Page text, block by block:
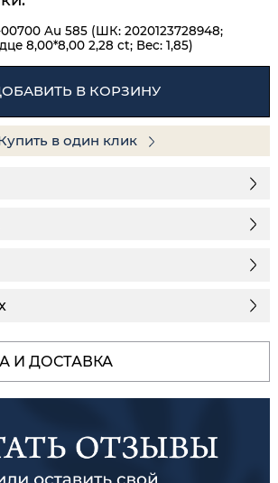
Au 585 (ШК: 2020123728948;
8,00*8,00 2,28 ct; Вес: 1,85)
В КОРЗИНУ
в один клик
И ДОСТАВКА